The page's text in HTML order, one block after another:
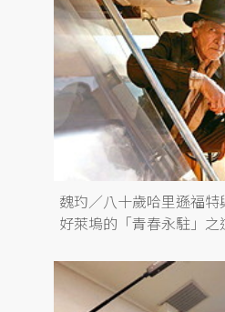
魏玓／八十歲哈里遜福特
好萊塢的「青春永駐」之